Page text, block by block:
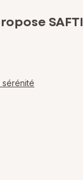
SAFTI